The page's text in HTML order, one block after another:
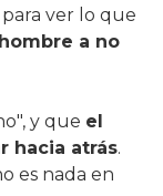
ver lo que
a no
y que el
hacia atrás.
es nada en